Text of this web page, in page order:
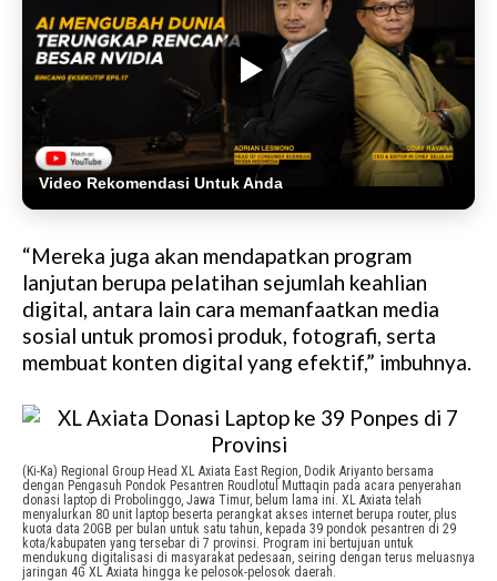
Video Rekomendasi Untuk Anda
“Mereka juga akan mendapatkan program
lanjutan berupa pelatihan sejumlah keahlian
digital, antara lain cara memanfaatkan media
sosial untuk promosi produk, fotografi, serta
membuat konten digital yang efektif,” imbuhnya.
(Ki-Ka) Regional Group Head XL Axiata East Region, Dodik Ariyanto bersama
dengan Pengasuh Pondok Pesantren Roudlotul Muttaqin pada acara penyerahan
donasi laptop di Probolinggo, Jawa Timur, belum lama ini. XL Axiata telah
menyalurkan 80 unit laptop beserta perangkat akses internet berupa router, plus
kuota data 20GB per bulan untuk satu tahun, kepada 39 pondok pesantren di 29
kota/kabupaten yang tersebar di 7 provinsi. Program ini bertujuan untuk
mendukung digitalisasi di masyarakat pedesaan, seiring dengan terus meluasnya
jaringan 4G XL Axiata hingga ke pelosok-pelosok daerah.